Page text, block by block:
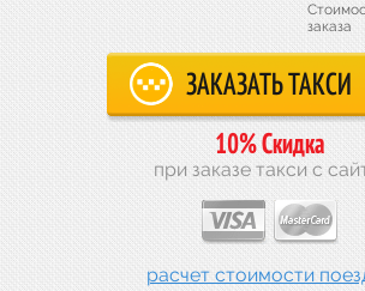
заказа
10% Скидка
при заказе такси с
расчет стоимости